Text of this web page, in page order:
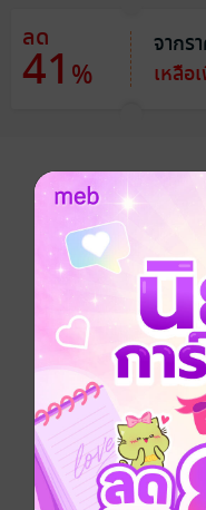
ลด
41 %
จากร
เหลือ
อยากได้ ซื้อเป็น
สวรรค์คือคุก และเหล่
นำเขาสู่สนามรบนอก
เป็นภัยพิบัติ การฟื้นคื
ซึ่งการเปลี่ยนแปลง
1320)
กำลังภายใน หนั